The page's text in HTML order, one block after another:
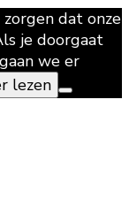
dat onze
je doorgaat
we er
lezen